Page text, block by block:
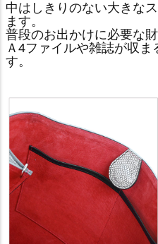
中はしきりのない大きな
ます。
普段のお出かけに必要な
Ａ4ファイルや雑誌が収
す。